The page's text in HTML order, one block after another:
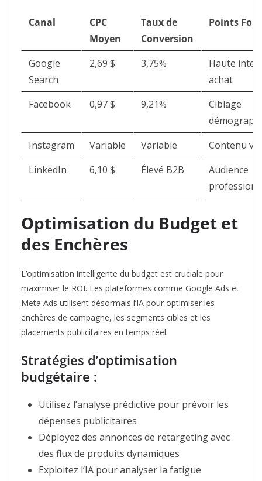
Canal
CPC
Moyen
Taux de
Conversion
Points
Google
Search
2,69 $ ​ 3,75% ​
Haute
achat
Facebook
0,97 $ ​ 9,21% ​
Ciblage
Instagram
Variable Variable
Contenu
LinkedIn
6,10 $ ​ Élevé B2B
Audience
Optimisation du Budget et
des Enchères
L’optimisation intelligente du budget est cruciale pour
maximiser le ROI. Les plateformes comme Google Ads et
Meta Ads utilisent désormais l’IA pour optimiser les
enchères de campagne, les segments cibles et les
placements publicitaires en temps réel.​
Stratégies d’optimisation
budgétaire :
Utilisez l’analyse prédictive pour prévoir les
dépenses publicitaires​
Déployez des annonces de retargeting avec
des flux de produits dynamiques​
Exploitez l’IA pour analyser la fatigue